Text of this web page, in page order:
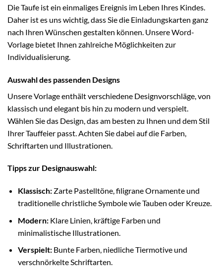
Die Taufe ist ein einmaliges Ereignis im Leben Ihres Kindes.
Daher ist es uns wichtig, dass Sie die Einladungskarten ganz
nach Ihren Wünschen gestalten können. Unsere Word-
Vorlage bietet Ihnen zahlreiche Möglichkeiten zur
Individualisierung.
Auswahl des passenden Designs
Unsere Vorlage enthält verschiedene Designvorschläge, von
klassisch und elegant bis hin zu modern und verspielt.
Wählen Sie das Design, das am besten zu Ihnen und dem Stil
Ihrer Tauffeier passt. Achten Sie dabei auf die Farben,
Schriftarten und Illustrationen.
Tipps zur Designauswahl:
Klassisch:Zarte Pastelltöne, filigrane Ornamente und
traditionelle christliche Symbole wie Tauben oder Kreuze.
Modern:Klare Linien, kräftige Farben und
minimalistische Illustrationen.
Verspielt:Bunte Farben, niedliche Tiermotive und
verschnörkelte Schriftarten.